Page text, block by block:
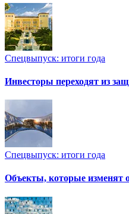
Спецвыпуск: итоги года
Инвесторы переходят из
Спецвыпуск: итоги года
Объекты, которые изменят